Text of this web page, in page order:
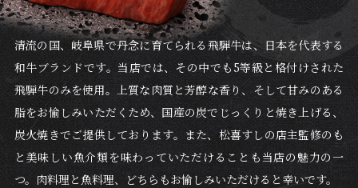
清流の国、岐阜県で丹念に育てられる飛騨牛は、日本を代表する
和牛ブランドです。当店では、その中でも5等級と格付けされた
飛騨牛のみを使用。上質な肉質と芳醇な香り、そして甘みのある
脂をお愉しみいただくため、国産の炭でじっくりと焼き上げる、
炭火焼きでご提供しております。また、松喜すしの店主監修のも
と美味しい魚介類を味わっていただけることも当店の魅力の一
つ。肉料理と魚料理、どちらもお愉しみいただけると幸いです。